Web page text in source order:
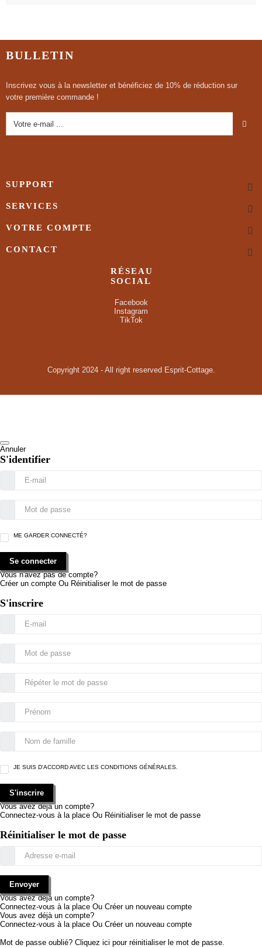
BULLETIN
Inscrivez vous à la newsletter et bénéficiez de 10% de réduction sur
votre première commande !
SUPPORT
SERVICES
VOTRE COMPTE
CONTACT
RÉSEAU
SOCIAL
Facebook
Instagram
TikTok
Copyright 2024 - All right reserved Esprit-Cottage.
Annuler
S'identifier
ME GARDER CONNECTÉ?
Se connecter
Vous n'avez pas de compte?
Créer un compte Ou Réinitialiser le mot de passe
S'inscrire
JE SUIS D'ACCORD AVEC LES CONDITIONS GÉNÉRALES.
S'inscrire
Vous avez déjà un compte?
Connectez-vous à la place Ou Réinitialiser le mot de passe
Réinitialiser le mot de passe
Envoyer
Vous avez déjà un compte?
Connectez-vous à la place Ou Créer un nouveau compte
Vous avez déjà un compte?
Connectez-vous à la place Ou Créer un nouveau compte
Mot de passe oublié? Cliquez ici pour réinitialiser le mot de passe.